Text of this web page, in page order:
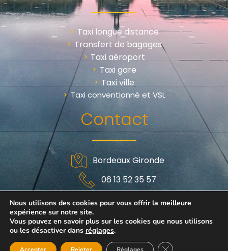
Taxi longue distance
Transfert de bagages
Taxi aéroport
Taxi gare
Taxi ville
Taxi conventionné et VSL
Contact
Bordeaux Gironde
06 13 52 35 57
Politique de confidentialités|Mentions légales
du site|Webmaster Gironde
Nous utilisons des cookies pour vous offrir la meilleure
expérience sur notre site.
Vous pouvez en savoir plus sur les cookies que nous utilisons
ou les désactiver dans réglages.
Fermer la